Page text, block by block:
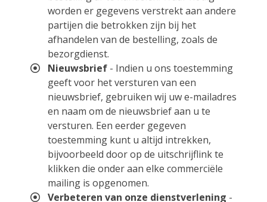
worden er gegevens verstrekt aan andere
partijen die betrokken zijn bij het
afhandelen van de bestelling, zoals de
bezorgdienst.
Nieuwsbrief - Indien u ons toestemming
geeft voor het versturen van een
nieuwsbrief, gebruiken wij uw e-mailadres
en naam om de nieuwsbrief aan u te
versturen. Een eerder gegeven
toestemming kunt u altijd intrekken,
bijvoorbeeld door op de uitschrijflink te
klikken die onder aan elke commerciële
mailing is opgenomen.
Verbeteren van onze dienstverlening -